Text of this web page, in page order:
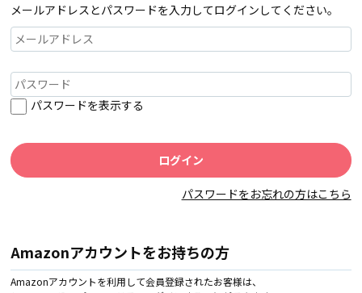
メールアドレスとパスワードを入力してログインしてください。
パスワードを表示する
パスワードをお忘れの方はこちら
Amazonアカウントをお持ちの方
Amazonアカウントを利用して会員登録されたお客様は、